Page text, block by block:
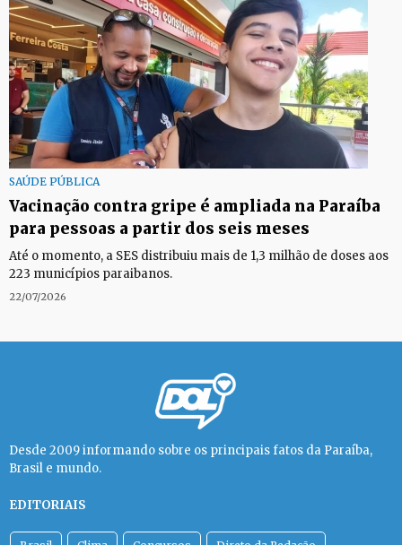
SAÚDE PÚBLICA
Vacinação contra gripe é ampliada na Paraíba
para pessoas a partir dos seis meses
Até o momento, a SES distribuiu mais de 1,3 milhão de doses aos
223 municípios paraibanos.
22/07/2026
Desde 2009 informando sobre os principais fatos da Paraíba,
Brasil e mundo.
EDITORIAIS